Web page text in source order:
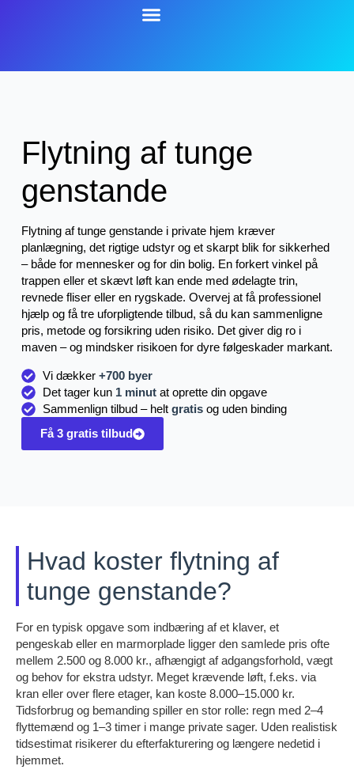
Flytning af tunge
genstande
Flytning af tunge genstande i private hjem kræver
planlægning, det rigtige udstyr og et skarpt blik for sikkerhed
– både for mennesker og for din bolig. En forkert vinkel på
trappen eller et skævt løft kan ende med ødelagte trin,
revnede fliser eller en rygskade. Overvej at få professionel
hjælp og få tre uforpligtende tilbud, så du kan sammenligne
pris, metode og forsikring uden risiko. Det giver dig ro i
maven – og mindsker risikoen for dyre følgeskader markant.
Vi dækker+700 byer
Det tager kun 1 minut at oprette din opgave
Sammenlign tilbud – heltgratis og uden binding
Få 3 gratis tilbud
Hvad koster flytning af
tunge genstande?
For en typisk opgave som indbæring af et klaver, et
pengeskab eller en marmorplade ligger den samlede pris ofte
mellem 2.500 og 8.000 kr., afhængigt af adgangsforhold, vægt
og behov for ekstra udstyr. Meget krævende løft, f.eks. via
kran eller over flere etager, kan koste 8.000–15.000 kr.
Tidsforbrug og bemanding spiller en stor rolle: regn med 2–4
flyttemænd og 1–3 timer i mange private sager. Uden realistisk
tidsestimat risikerer du efterfakturering og længere nedetid i
hjemmet.